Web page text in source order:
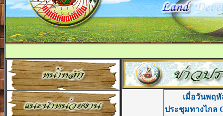
เมื่อวันพฤหั
ประชุมทางไกล